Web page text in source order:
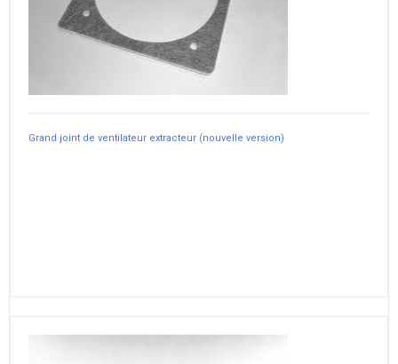
Grand joint de ventilateur extracteur (nouvelle version)